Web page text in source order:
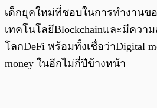
เด็กยุคใหม่ที่ชอบในการทำงานข
เทคโนโลยีBlockchainและมีควา
โลกDeFi พร้อมทั้งเชื่อว่าDigital
money ในอีกไม่กี่ปีข้างหน้า